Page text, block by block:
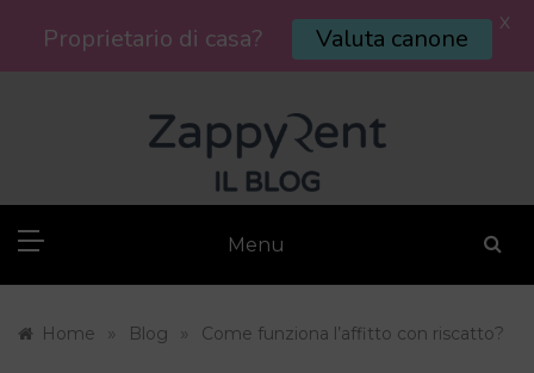
Menu
Home » Blog » Come funziona l’affitto con riscatto?
Proprietario di casa? Valuta canone X